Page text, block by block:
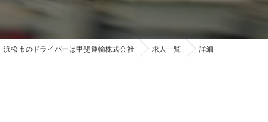
浜松市のドライバーは甲斐運輸株式会社 求人一覧 詳細